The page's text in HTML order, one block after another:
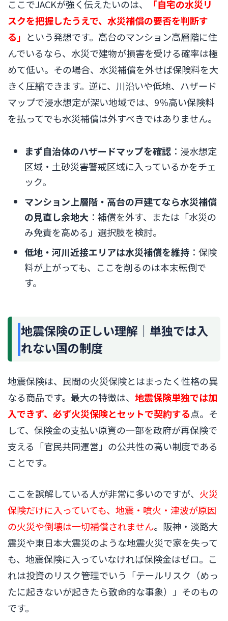
ここでJACKが強く伝えたいのは、
「自宅の水災リ
スクを把握したうえで、水災補償の要否を判断す
る」 という発想です。高台のマンション高層階に住
んでいるなら、水災で建物が損害を受ける確率は極
めて低い。その場合、水災補償を外せば保険料を大
きく圧縮できます。逆に、川沿いや低地、ハザード
マップで浸水想定が深い地域では、9％高い保険料
を払ってでも水災補償は外すべきではありません。
まず自治体のハザードマップを確認 ：浸水想定
区域・土砂災害警戒区域に入っているかをチェ
ック。
マンション上層階・高台の戸建てなら水災補償
の見直し余地大 ：補償を外す、または「水災の
み免責を高める」選択肢を検討。
低地・河川近接エリアは水災補償を維持 ：保険
料が上がっても、ここを削るのは本末転倒で
す。
地震保険の正しい理解｜単独では入
れない国の制度
地震保険は、民間の火災保険とはまったく性格の異
なる商品です。最大の特徴は、 地震保険単独では加
入できず、必ず火災保険とセットで契約する点。そ
して、保険金の支払い原資の一部を政府が再保険で
支える「官民共同運営」の公共性の高い制度である
ことです。
ここを誤解している人が非常に多いのですが、 火災
保険だけに入っていても、地震・噴火・津波が原因
の火災や倒壊は一切補償されません。阪神・淡路大
震災や東日本大震災のような地震火災で家を失って
も、地震保険に入っていなければ保険金はゼロ。こ
れは投資のリスク管理でいう「テールリスク（めっ
たに起きないが起きたら致命的な事象）」そのもの
です。